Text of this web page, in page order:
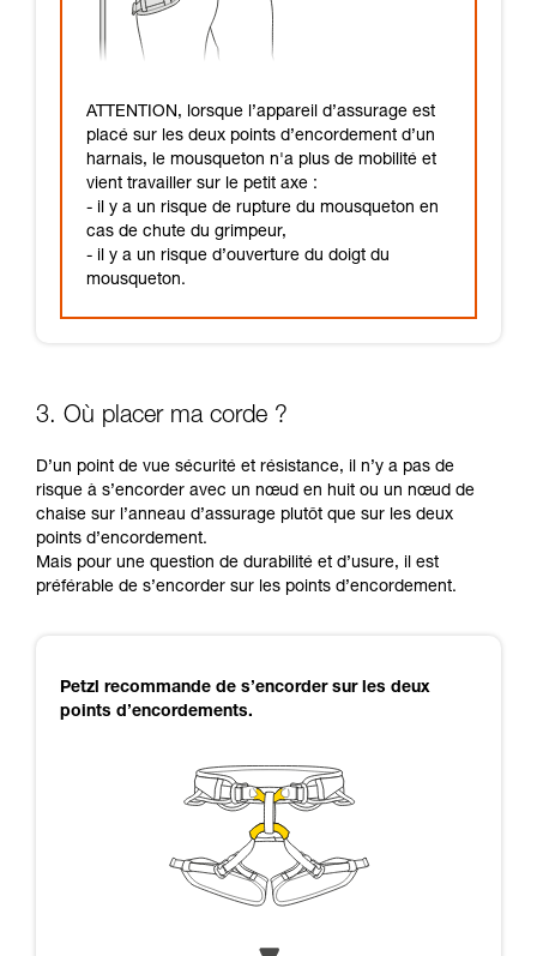
ATTENTION, lorsque l’appareil d’assurage est
placé sur les deux points d’encordement d’un
harnais, le mousqueton n'a plus de mobilité et
vient travailler sur le petit axe :
- il y a un risque de rupture du mousqueton en
cas de chute du grimpeur,
- il y a un risque d’ouverture du doigt du
mousqueton.
3. Où placer ma corde ?
D’un point de vue sécurité et résistance, il n’y a pas de
risque à s’encorder avec un nœud en huit ou un nœud de
chaise sur l’anneau d’assurage plutôt que sur les deux
points d’encordement.
Mais pour une question de durabilité et d’usure, il est
préférable de s’encorder sur les points d’encordement.
Petzl recommande de s’encorder sur les deux
points d’encordements.